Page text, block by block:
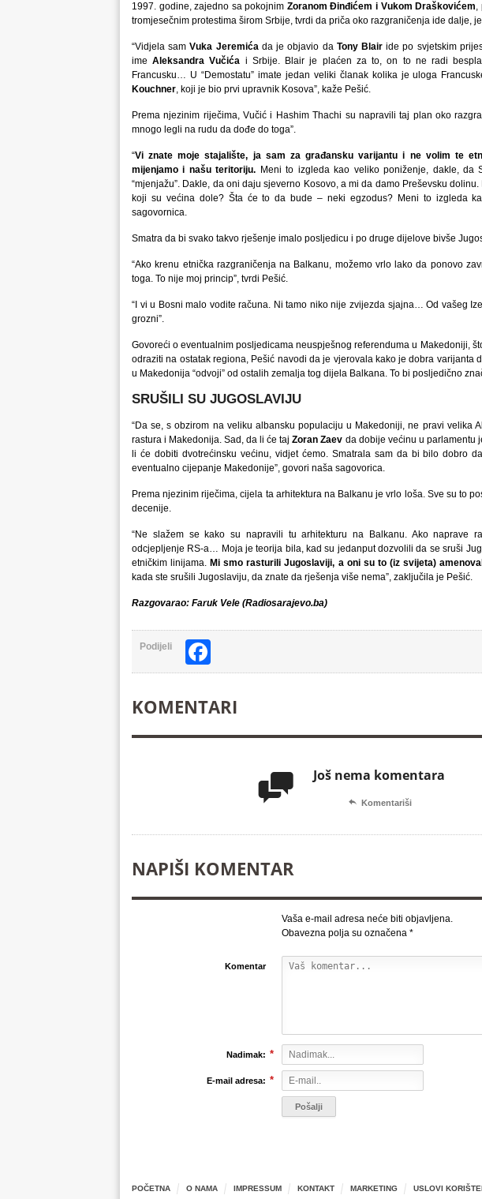
1997. godine, zajedno sa pokojnim Zoranom Đinđićem i Vukom Draškovićem,
tromjesečnim protestima širom Srbije, tvrdi da priča oko razgraničenja ide dalje,
“Vidjela samVuka Jeremićada je objavio da Tony Blair ide po svjetskim
imeAleksandra Vučića i Srbije. Blair je plaćen za to, on to ne radi
Francusku… U “Demostatu” imate jedan veliki članak kolika je uloga
Kouchner, koji je bio prvi upravnik Kosova”, kaže Pešić.
Prema njezinim riječima, Vučić i Hashim Thachi su napravili taj plan oko
mnogo legli na rudu da dođe do toga”.
“Vi znate moje stajalište, ja sam za građansku varijantu i ne volim te
mijenjamo i našu teritoriju. Meni to izgleda kao veliko poniženje, dakle,
“mjenjažu”. Dakle, da oni daju sjeverno Kosovo, a mi da damo Preševsku
koji su većina dole? Šta će to da bude – neki egzodus? Meni to izgleda
sagovornica.
Smatra da bi svako takvo rješenje imalo posljedicu i po druge dijelove bivše
“Ako krenu etnička razgraničenja na Balkanu, možemo vrlo lako da ponovo
toga. To nije moj princip”, tvrdi Pešić.
“I vi u Bosni malo vodite računa. Ni tamo niko nije zvijezda sjajna… Od vašeg
grozni”.
Govoreći o eventualnim posljedicama neuspješnog referenduma u Makedoniji,
odraziti na ostatak regiona, Pešić navodi da je vjerovala kako je dobra varijanta
u Makedonija “odvoji” od ostalih zemalja tog dijela Balkana. To bi posljedično
SRUŠILI SU JUGOSLAVIJU
“Da se, s obzirom na veliku albansku populaciju u Makedoniji, ne pravi velika
rastura i Makedonija. Sad, da li će tajZoran Zaev da dobije većinu u parlamentu
li će dobiti dvotrećinsku većinu, vidjet ćemo. Smatrala sam da bi bilo dobro
eventualno cijepanje Makedonije”, govori naša sagovorica.
Prema njezinim riječima, cijela ta arhitektura na Balkanu je vrlo loša. Sve su to
decenije.
“Ne slažem se kako su napravili tu arhitekturu na Balkanu. Ako naprave
odcjepljenje RS-a… Moja je teorija bila, kad su jedanput dozvolili da se sruši
etničkim linijama. Mi smo rasturili Jugoslaviji, a oni su to (iz svijeta)
kada ste srušili Jugoslaviju, da znate da rješenja više nema”, zaključila je Pešić.
Razgovarao: Faruk Vele (Radiosarajevo.ba)
Podijeli
KOMENTARI
 Još nema komentara
 Komentariši
NAPIŠI KOMENTAR
Vaša e-mail adresa neće biti objavljena.
Obavezna polja su označena *
Komentar
Nadimak: *
E-mail adresa: *
POČETNA O NAMA IMPRESSUM KONTAKT MARKETING USLOVI